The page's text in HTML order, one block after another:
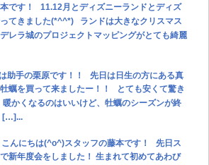
です！ 11.12月とディズニーランドとディズ
てきました(*^^*) ランドは大きなクリスマス
レラ城のプロジェクトマッピングがとても綺麗
助手の栗原です！！ 先日は日生の方にある真
蠣を買って来ましたー！！ とても安くて驚き
かくなるのはいいけど、牡蠣のシーズンが終
[…]...
こんにちは(^o^)スタッフの藤本です！ 先日ス
新年度会をしました！ 生まれて初めてあわび